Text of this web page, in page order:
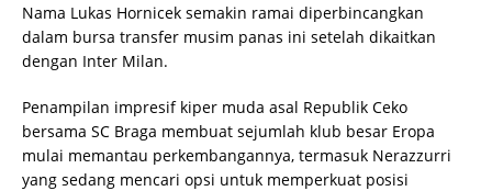
Nama Lukas Hornicek semakin ramai diperbincangkan
dalam bursa transfer musim panas ini setelah dikaitkan
dengan Inter Milan.
Penampilan impresif kiper muda asal Republik Ceko
bersama SC Braga membuat sejumlah klub besar Eropa
mulai memantau perkembangannya, termasuk Nerazzurri
yang sedang mencari opsi untuk memperkuat posisi